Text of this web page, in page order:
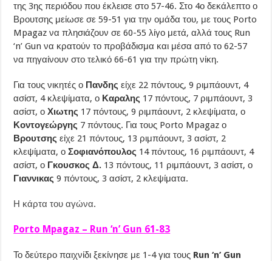
της 3ης περιόδου που έκλεισε στο 57-46. Στο 4ο δεκάλεπτο ο
Βρουτσης μείωσε σε 59-51 για την ομάδα του, με τους Porto
Mpagaz να πλησιάζουν σε 60-55 λίγο μετά, αλλά τους Run
‘n’ Gun να κρατούν το προβάδισμα και μέσα από το 62-57
να πηγαίνουν στο τελικό 66-61 για την πρώτη νίκη.
Για τους νικητές ο Πανδηςείχε 22 πόντους, 9 ριμπάουντ, 4
ασίστ, 4 κλεψίματα, ο Καραλης 17 πόντους, 7 ριμπάουντ, 3
ασίστ, οΧιωτης 17 πόντους, 9 ριμπάουντ, 2 κλεψίματα, ο
Κοντογεώργης 7 πόντους. Για τους Porto Mpagaz ο
Βρουτσηςείχε 21 πόντους, 13 ριμπάουντ, 3 ασίστ, 2
κλεψίματα, οΣοφιανόπουλος 14 πόντους, 16 ριμπάουντ, 4
ασίστ, ο Γκουσκος Δ. 13 πόντους, 11 ριμπάουντ, 3 ασίστ, ο
Γιαννικας9 πόντους, 3 ασίστ, 2 κλεψίματα.
Η κάρτα του αγώνα.
Porto Mpagaz – Run ‘n’ Gun 61-83
Το δεύτερο παιχνίδι ξεκίνησε με 1-4 για τους Run ‘n’ Gun